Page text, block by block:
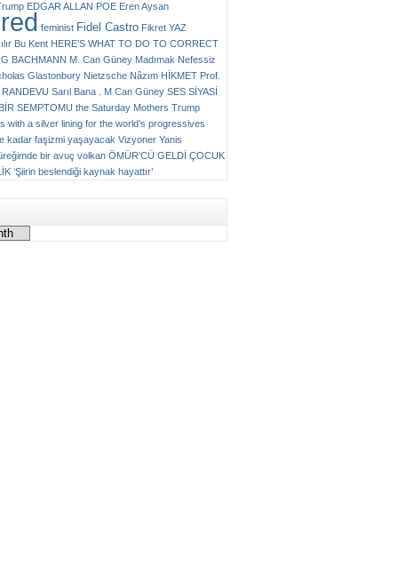
EDGAR ALLAN POE Eren Aysan
feminist Fidel Castro Fikret YAZ
Bu Kent HERE’S WHAT TO DO TO CORRECT
BACHMANN M. Can Güney Madımak Nefessiz
Glastonbury Nietzsche Nâzım HİKMET Prof.
RANDEVU Sarıl Bana . M Can Güney SES SİYASİ
SEMPTOMU the Saturday Mothers Trump
with a silver lining for the world’s progressives
kadar faşizmi yaşayacak Vizyoner Yanis
bir avuç volkan ÖMÜR'CÜ GELDİ ÇOCUK
‘Şiirin beslendiği kaynak hayattır’